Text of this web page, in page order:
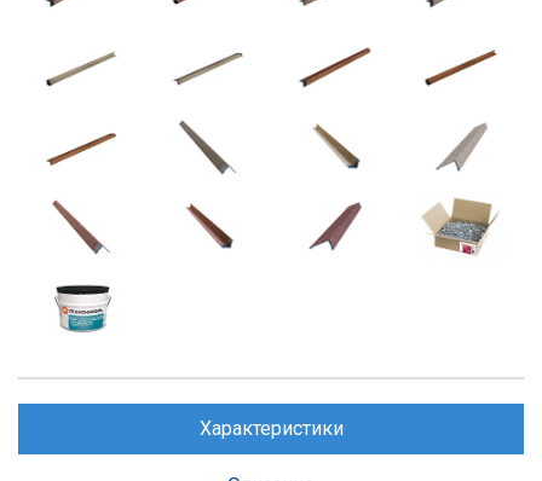
Характеристики